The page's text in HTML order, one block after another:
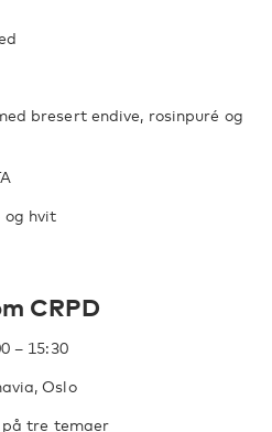
bresert endive, rosinpuré og
og hvit
CRPD
– 15:30
Oslo
på tre temaer